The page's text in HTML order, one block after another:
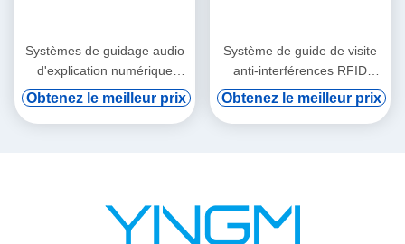
Systèmes de guidage audio
d'explication numérique
automatique affichage de
2,8 pouces
Obtenez le meilleur prix
Système de guide de visite
anti-interférences RFID
Explication vocale
intelligente
Obtenez le meilleur prix